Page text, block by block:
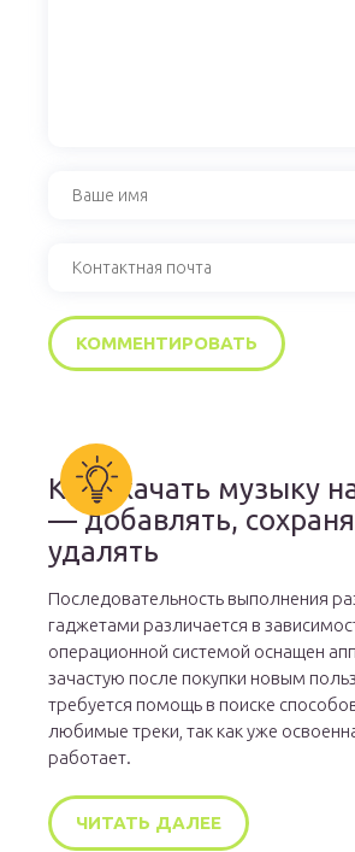
Как скачать музыку
— добавлять,
удалять
Последовательность выполнения
гаджетами различается в
операционной системой оснащен
зачастую после покупки новым
требуется помощь в поиске
любимые треки, так как уже
работает.
ЧИТАТЬ ДАЛЕЕ